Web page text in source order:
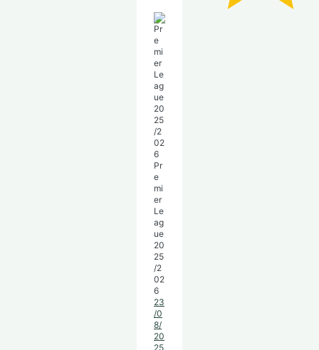
Pr
e
mi
er
Le
ag
ue
20
25
/2
02
6
23
/0
8/
20
25